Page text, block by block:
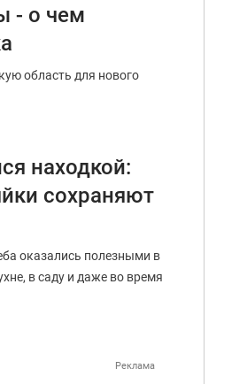
- о чем
область для нового
находкой:
сохраняют
оказались полезными в
в саду и даже во время
Реклама